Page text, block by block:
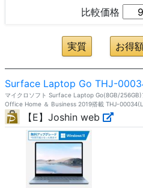
比較価格
Surface Laptop Go THJ-
マイクロソフト Surface Laptop Go(8GB/256GB)
Office Home ＆ Business 2019搭載 THJ-
【E】Joshin web